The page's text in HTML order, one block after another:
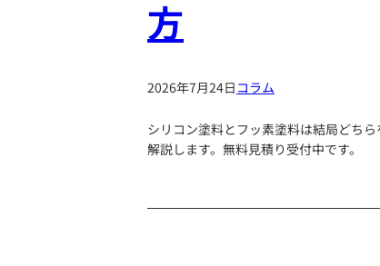
方
2026年7月24日 コラム
シリコン塗料とフッ素塗料は結局どち
解説します。無料見積り受付中です。